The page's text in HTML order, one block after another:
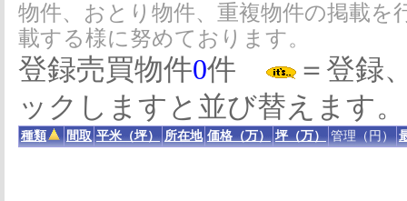
物件、おとり物件、重複物件の掲載
載する様に努めております。
登録売買物件0件
＝登録
ックしますと並び替えます。
種類 間取 平米（坪） 所在地 価格（万） 坪（万） 管理（円）